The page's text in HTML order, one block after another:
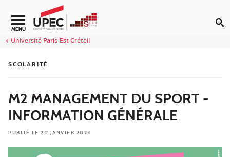
Aller au contenu
Navigation secondaire
MENU
Université Paris-Est Créteil
SCOLARITÉ
M2 MANAGEMENT DU SPORT -
INFORMATION GÉNÉRALE
PUBLIÉ LE 20 JANVIER 2023